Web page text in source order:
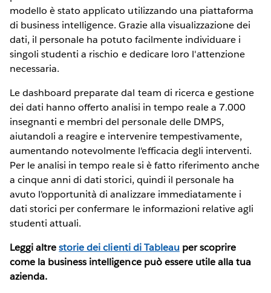
modello è stato applicato utilizzando una piattaforma
di business intelligence. Grazie alla visualizzazione dei
dati, il personale ha potuto facilmente individuare i
singoli studenti a rischio e dedicare loro l'attenzione
necessaria.
Le dashboard preparate dal team di ricerca e gestione
dei dati hanno offerto analisi in tempo reale a 7.000
insegnanti e membri del personale delle DMPS,
aiutandoli a reagire e intervenire tempestivamente,
aumentando notevolmente l'efficacia degli interventi.
Per le analisi in tempo reale si è fatto riferimento anche
a cinque anni di dati storici, quindi il personale ha
avuto l'opportunità di analizzare immediatamente i
dati storici per confermare le informazioni relative agli
studenti attuali.
Leggi altrestorie dei clienti di Tableauper scoprire
come la business intelligence può essere utile alla tua
azienda.